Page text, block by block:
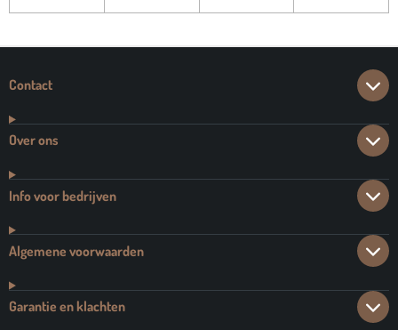
Contact
Over ons
Info voor bedrijven
Algemene voorwaarden
Garantie en klachten